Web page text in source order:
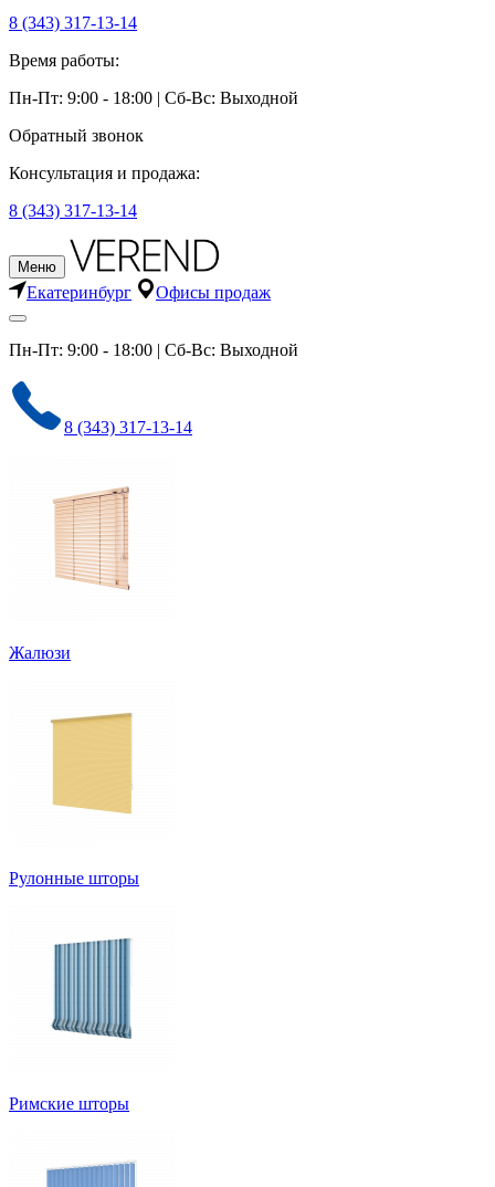
8 (343) 317-13-14
Время работы:
Пн-Пт: 9:00 - 18:00 | Сб-Вс: Выходной
Обратный звонок
Консультация и продажа:
8 (343) 317-13-14
Меню
Екатеринбург Офисы продаж
Пн-Пт: 9:00 - 18:00 | Сб-Вс: Выходной
8 (343) 317-13-14
Жалюзи
Рулонные шторы
Римские шторы